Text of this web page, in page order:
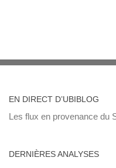
EN DIRECT D’UBIBLOG
Les flux en provenance du
DERNIÈRES ANALYSES